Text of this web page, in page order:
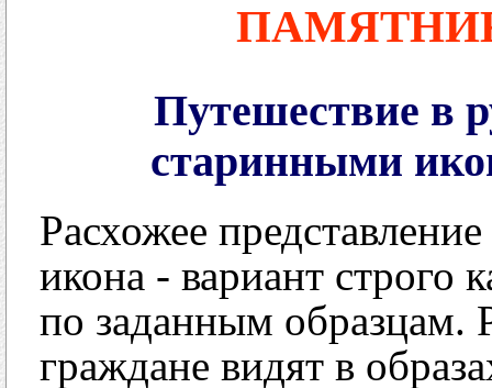
Путешествие в
старинными
Расхожее
икона - вариант строго
по заданным образцам.
граждане видят в